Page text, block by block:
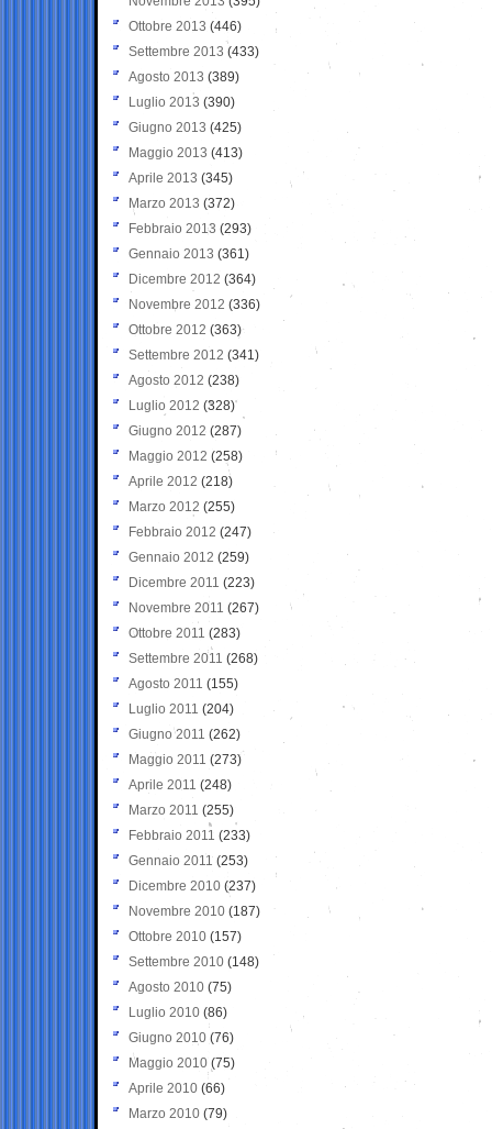
Ottobre 2013 (446)
Settembre 2013 (433)
Agosto 2013 (389)
Luglio 2013 (390)
Giugno 2013 (425)
Maggio 2013 (413)
Aprile 2013 (345)
Marzo 2013 (372)
Febbraio 2013 (293)
Gennaio 2013 (361)
Dicembre 2012 (364)
Novembre 2012 (336)
Ottobre 2012 (363)
Settembre 2012 (341)
Agosto 2012 (238)
Luglio 2012 (328)
Giugno 2012 (287)
Maggio 2012 (258)
Aprile 2012 (218)
Marzo 2012 (255)
Febbraio 2012 (247)
Gennaio 2012 (259)
Dicembre 2011 (223)
Novembre 2011 (267)
Ottobre 2011 (283)
Settembre 2011 (268)
Agosto 2011 (155)
Luglio 2011 (204)
Giugno 2011 (262)
Maggio 2011 (273)
Aprile 2011 (248)
Marzo 2011 (255)
Febbraio 2011 (233)
Gennaio 2011 (253)
Dicembre 2010 (237)
Novembre 2010 (187)
Ottobre 2010 (157)
Settembre 2010 (148)
Agosto 2010 (75)
Luglio 2010 (86)
Giugno 2010 (76)
Maggio 2010 (75)
Aprile 2010 (66)
Marzo 2010 (79)